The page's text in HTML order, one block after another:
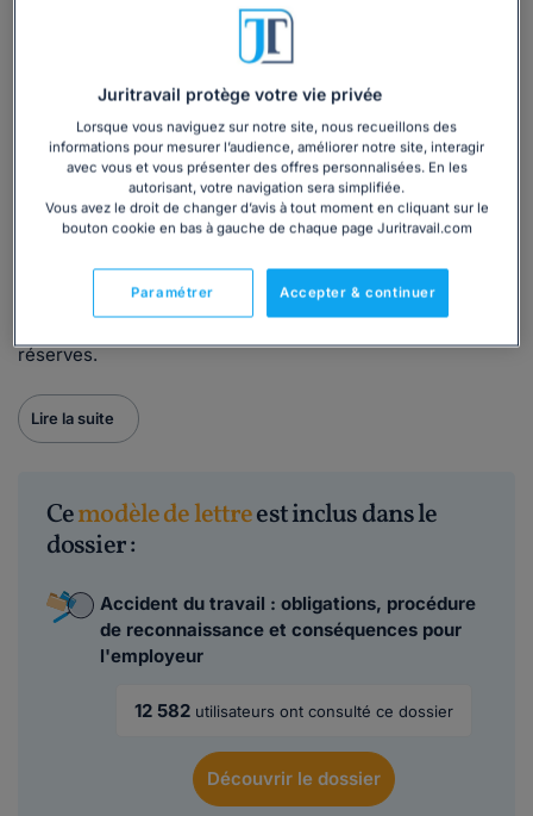
professionnel d'un accident, rédigé par nos juristes, vous
permet de formaliser votre démarches auprès de la Caisse
primaire d'assurance maladie.
Quand utiliser ce modèle de lettre ?
Ce modèle est à utiliserdès lorsqu'un salarié a fait une
demande de prise en charge d'un accident du travail au
titre de la législation sur les risques professionnels et
évènement. Vous avez 10 jours francs à compter de la
déclaration d'accident du travail auprès de la Caisse
réserves.
Lire la suite
Cemodèle de lettreest inclus dans le
dossier :
Accident du travail : obligations, procédure
de reconnaissance et conséquences pour
l'employeur
12 582 utilisateurs ont consulté ce dossier
Découvrirle dossier
Juritravail protège votre vie privée
Lorsque vous naviguez sur notre site, nous recueillons des
informations pour mesurer l’audience, améliorer notre site, interagir
avec vous et vous présenter des offres personnalisées. En les
autorisant, votre navigation sera simplifiée.
Vous avez le droit de changer d’avis à tout moment en cliquant sur le
bouton cookie en bas à gauche de chaque page Juritravail.com
Accepter & continuer
Paramétrer